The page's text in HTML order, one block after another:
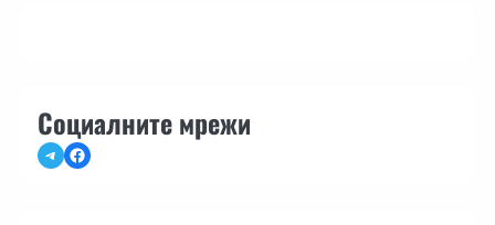
Социалните мрежи
TelegramFacebook